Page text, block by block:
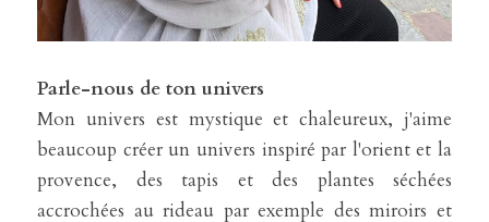
Parle-nous de ton univers
Mon univers est mystique et chaleureux, j'aime
beaucoup créer un univers inspiré par l'orient et la
provence, des tapis et des plantes séchées
accrochées au rideau par exemple des miroirs et